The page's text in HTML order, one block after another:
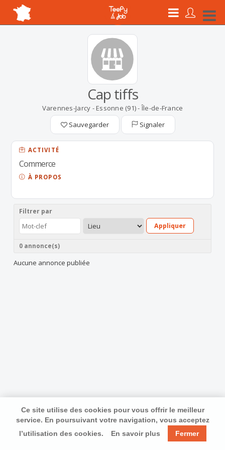
Cap tiffs
Varennes-Jarcy - Essonne (91) - Île-de-France
Sauvegarder
Signaler
ACTIVITÉ
Commerce
À PROPOS
Filtrer par
Appliquer
0 annonce(s)
Aucune annonce publiée
Ce site utilise des cookies pour vous offrir le meilleur
service. En poursuivant votre navigation, vous acceptez
l’utilisation des cookies.
En savoir plus Fermer